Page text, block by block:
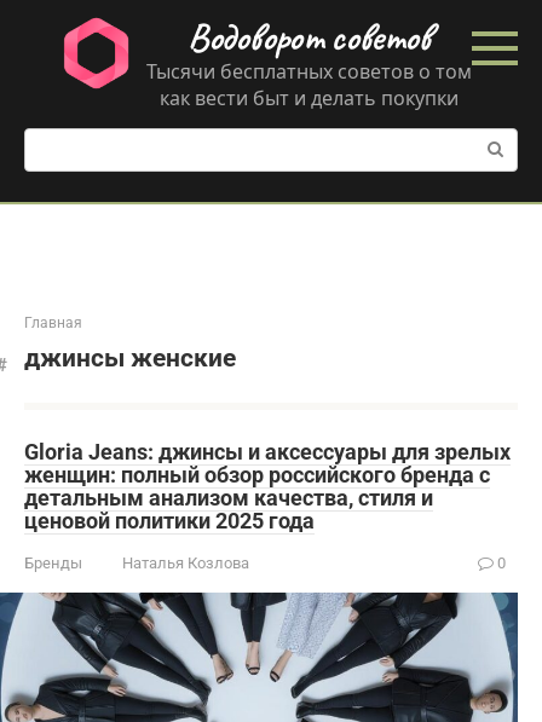
контенту
Водоворот советов
Тысячи бесплатных советов о том
как вести быт и делать покупки
Поиск:
Главная
джинсы женские
Gloria Jeans: джинсы и аксессуары для зрелых
женщин: полный обзор российского бренда с
детальным анализом качества, стиля и
ценовой политики 2025 года
Бренды Наталья Козлова 0